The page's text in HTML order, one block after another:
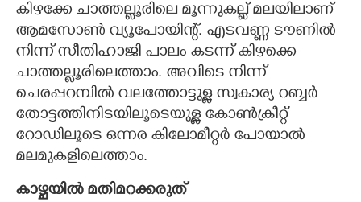
കിഴക്കേ ചാത്തല്ലൂരിലെ മൂന്നുകല്ല് മലയിലാണ്
ആമസോൺ വ്യൂപോയിന്റ്. എടവണ്ണ ടൗണിൽ
നിന്ന് സീതിഹാജി പാലം കടന്ന് കിഴക്കെ
ചാത്തല്ലൂരിലെത്താം. അവിടെ നിന്ന്
ചെരപ്പറമ്പിൽ വലത്തോട്ടുള്ള സ്വകാര്യ റബ്ബർ
തോട്ടത്തിനിടയിലൂടെയുള്ള കോൺക്രീറ്റ്
റോഡിലൂടെ ഒന്നര കിലോമീറ്റർ പോയാൽ
മലമുകളിലെത്താം.
കാഴ്ചയിൽ മതിമറക്കരുത്